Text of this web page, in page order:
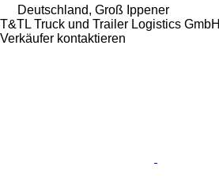
Deutschland, Groß Ippener
T&TL Truck und Trailer Logistics GmbH
Verkäufer kontaktieren